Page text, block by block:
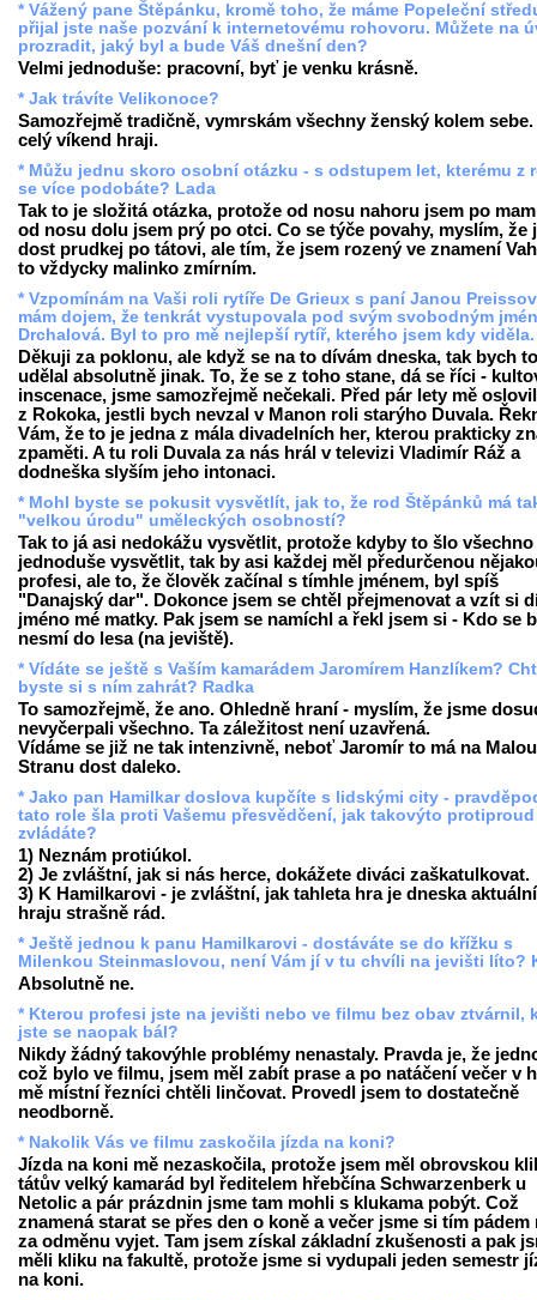
* Vážený pane Štěpánku, kromě toho, že máme Popeleční
přijal jste naše pozvání k internetovému rohovoru. Můžete na
prozradit, jaký byl a bude Váš dnešní den?
Velmi jednoduše: pracovní, byť je venku krásně.
* Jak trávíte Velikonoce?
Samozřejmě tradičně, vymrskám všechny ženský kolem
celý víkend hraji.
* Můžu jednu skoro osobní otázku - s odstupem let, kterému z
se více podobáte? Lada
Tak to je složitá otázka, protože od nosu nahoru jsem po
od nosu dolu jsem prý po otci. Co se týče povahy, myslím, že
dost prudkej po tátovi, ale tím, že jsem rozený ve znamení
to vždycky malinko zmírním.
* Vzpomínám na Vaši roli rytíře De Grieux s paní Janou
mám dojem, že tenkrát vystupovala pod svým svobodným
Drchalová. Byl to pro mě nejlepší rytíř, kterého jsem kdy viděla.
Děkuji za poklonu, ale když se na to dívám dneska, tak bych to
udělal absolutně jinak. To, že se z toho stane, dá se říci -
inscenace, jsme samozřejmě nečekali. Před pár lety mě
z Rokoka, jestli bych nevzal v Manon roli starýho Duvala.
Vám, že to je jedna z mála divadelních her, kterou prakticky
zpaměti. A tu roli Duvala za nás hrál v televizi Vladimír Ráž a
dodneška slyším jeho intonaci.
* Mohl byste se pokusit vysvětlít, jak to, že rod Štěpánků má
"velkou úrodu" uměleckých osobností?
Tak to já asi nedokážu vysvětlit, protože kdyby to šlo všechno
jednoduše vysvětlit, tak by asi každej měl předurčenou
profesi, ale to, že člověk začínal s tímhle jménem, byl spíš
"Danajský dar". Dokonce jsem se chtěl přejmenovat a vzít si
jméno mé matky. Pak jsem se namíchl a řekl jsem si - Kdo se
nesmí do lesa (na jeviště).
* Vídáte se ještě s Vaším kamarádem Jaromírem Hanzlíkem?
byste si s ním zahrát? Radka
To samozřejmě, že ano. Ohledně hraní - myslím, že jsme
nevyčerpali všechno. Ta záležitost není uzavřená.
Vídáme se již ne tak intenzivně, neboť Jaromír to má na Malou
Stranu dost daleko.
* Jako pan Hamilkar doslova kupčíte s lidskými city -
tato role šla proti Vašemu přesvědčení, jak takovýto protiproud
zvládáte?
1) Neznám protiúkol.
2) Je zvláštní, jak si nás herce, dokážete diváci zaškatulkovat.
3) K Hamilkarovi - je zvláštní, jak tahleta hra je dneska
hraju strašně rád.
* Ještě jednou k panu Hamilkarovi - dostáváte se do křížku s
Milenkou Steinmaslovou, není Vám jí v tu chvíli na jevišti líto?
Absolutně ne.
* Kterou profesi jste na jevišti nebo ve filmu bez obav ztvárnil,
jste se naopak bál?
Nikdy žádný takovýhle problémy nenastaly. Pravda je, že
což bylo ve filmu, jsem měl zabít prase a po natáčení večer v
mě místní řezníci chtěli linčovat. Provedl jsem to dostatečně
neodborně.
* Nakolik Vás ve filmu zaskočila jízda na koni?
Jízda na koni mě nezaskočila, protože jsem měl obrovskou
tátův velký kamarád byl ředitelem hřebčína Schwarzenberk u
Netolic a pár prázdnin jsme tam mohli s klukama pobýt. Což
znamená starat se přes den o koně a večer jsme si tím pádem
za odměnu vyjet. Tam jsem získal základní zkušenosti a pak
měli kliku na fakultě, protože jsme si vydupali jeden semestr
na koni.